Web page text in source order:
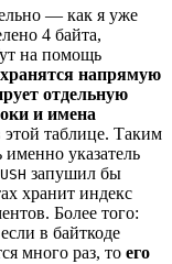
— как я уже
4 байта,
на помощь
напрямую
отдельную
и имена
таблице. Таким
указатель
запушил бы
хранит индекс
Более того:
в байткоде
много раз, то его